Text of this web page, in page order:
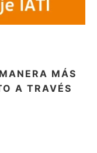
MÁS
A TRAVÉS